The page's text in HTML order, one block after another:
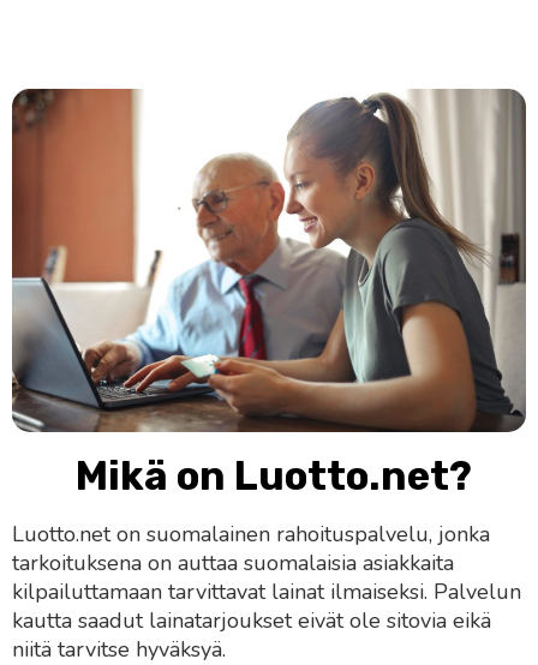
Mikä on Luotto.net?
Luotto.net on suomalainen rahoituspalvelu, jonka
tarkoituksena on auttaa suomalaisia asiakkaita
kilpailuttamaan tarvittavat lainat ilmaiseksi. Palvelun
kautta saadut lainatarjoukset eivät ole sitovia eikä
niitä tarvitse hyväksyä.